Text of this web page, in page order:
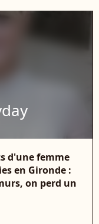
d'une femme
en Gironde :
on perd un